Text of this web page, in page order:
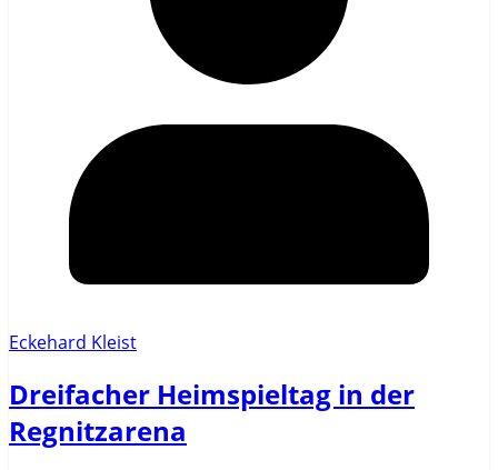
Eckehard Kleist
Dreifacher Heimspieltag in der
Regnitzarena